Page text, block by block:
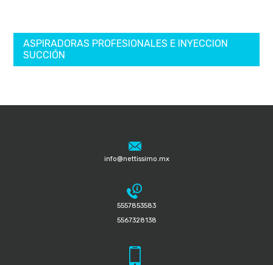
ASPIRADORAS PROFESIONALES E INYECCION
SUCCIÓN
info@nettissimo.mx
5557853583
5567328138